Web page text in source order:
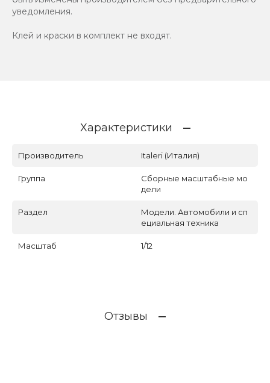
уведомления.
Клей и краски в комплект не входят.
Характеристики
Производитель Italeri (Италия)
Группа
Сборные масштабные мо
дели
Раздел
Модели. Автомобили и сп
ециальная техника
Масштаб 1/12
Отзывы